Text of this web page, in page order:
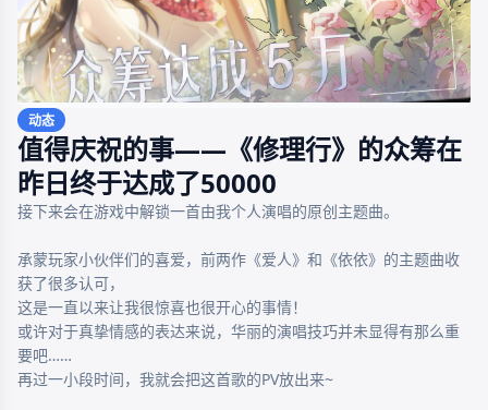
动态
值得庆祝的事——《修理行》的众筹在
昨日终于达成了50000
接下来会在游戏中解锁一首由我个人演唱的原创主题曲。
承蒙玩家小伙伴们的喜爱，前两作《爱人》和《依依》的主题曲收
获了很多认可，
这是一直以来让我很惊喜也很开心的事情！
或许对于真挚情感的表达来说，华丽的演唱技巧并未显得有那么重
要吧……
再过一小段时间，我就会把这首歌的PV放出来~